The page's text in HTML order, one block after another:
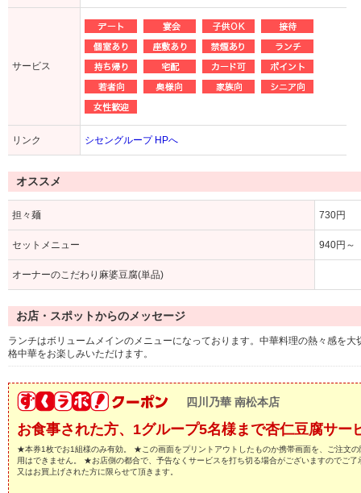
サービス
リンク シセングループ HPへ
オススメ
担々麺 730円
セットメニュー 940円～
オーナーのこだわり麻婆豆腐(単品)
お店・スポットからのメッセージ
ランチはボリュームメインのメニューになっております。中華料理の熱々感を
格中華をお楽しみいただけます。
四川乃華 南松本店
お食事された方、1グループ5名様まで杏仁豆腐サー
★本券1枚でお1組様のみ有効。 ★この画面をプリントアウトしたものか携帯画面を、ご注文
用はできません。 ★お店側の都合で、予告なくサービスを打ち切る場合がございますのでご
又はお買上げされた方に限らせて頂きます。